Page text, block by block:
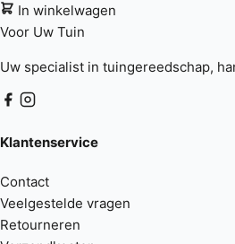
In winkelwagen
Voor Uw Tuin
Uw specialist in tuingereedschap,
Klantenservice
Contact
Veelgestelde vragen
Retourneren